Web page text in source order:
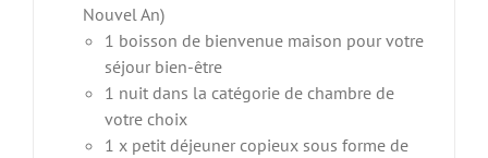
Nouvel An)
1 boisson de bienvenue maison pour votre
séjour bien-être
1 nuit dans la catégorie de chambre de
votre choix
1 x petit déjeuner copieux sous forme de